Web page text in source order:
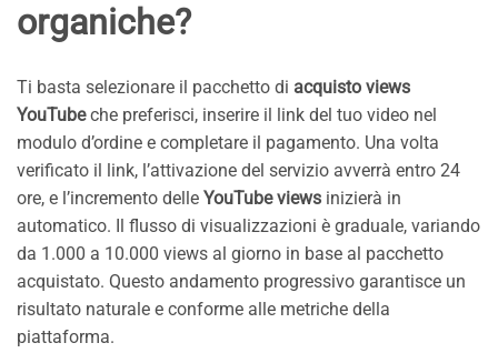
organiche?
Ti basta selezionare il pacchetto di acquisto views
YouTubeche preferisci, inserire il link del tuo video nel
modulo d’ordine e completare il pagamento. Una volta
verificato il link, l’attivazione del servizio avverrà entro 24
ore, e l’incremento delle YouTube views inizierà in
automatico. Il flusso di visualizzazioni è graduale, variando
da 1.000 a 10.000 views al giorno in base al pacchetto
acquistato. Questo andamento progressivo garantisce un
risultato naturale e conforme alle metriche della
piattaforma.